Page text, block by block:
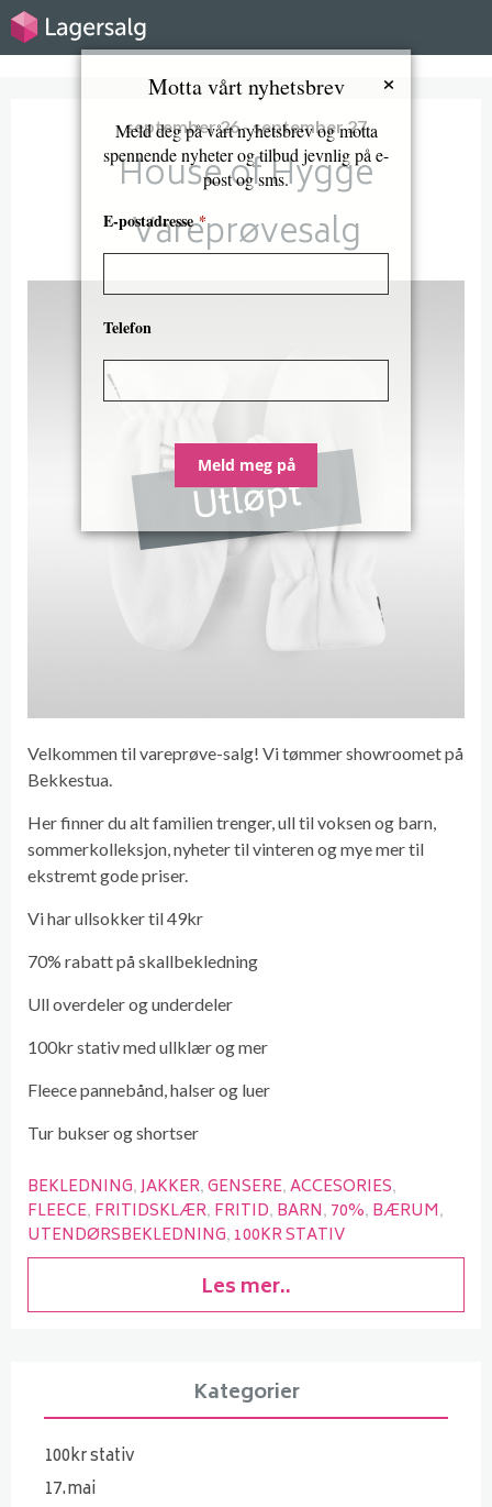
september 26 - september 27
House of Hygge
Vareprøvesalg
Utløpt
Velkommen til vareprøve-salg! Vi tømmer showroomet på
Bekkestua.
Her finner du alt familien trenger, ull til voksen og barn,
sommerkolleksjon, nyheter til vinteren og mye mer til
ekstremt gode priser.
Vi har ullsokker til 49kr
70% rabatt på skallbekledning
Ull overdeler og underdeler
100kr stativ med ullklær og mer
Fleece pannebånd, halser og luer
Tur bukser og shortser
BEKLEDNING JAKKER GENSERE ACCESORIES
FLEECE FRITIDSKLÆR FRITID BARN 70% BÆRUM
UTENDØRSBEKLEDNING 100KR STATIV
Les mer..
Kategorier
100kr stativ
17.mai
×
Motta vårt nyhetsbrev
Meld deg på vårt nyhetsbrev og motta
spennende nyheter og tilbud jevnlig på e-
post og sms.
E-postadresse*
Telefon